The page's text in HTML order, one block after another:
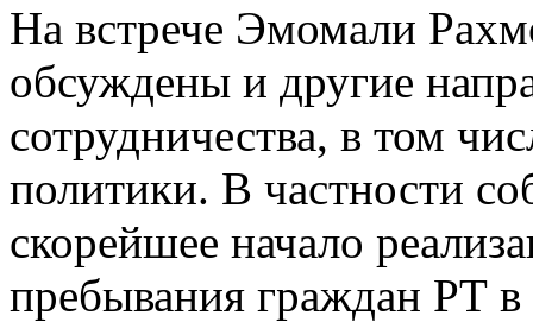
На встрече Эмомали
обсуждены и другие
сотрудничества, в том
политики. В частности
скорейшее начало
пребывания граждан РТ